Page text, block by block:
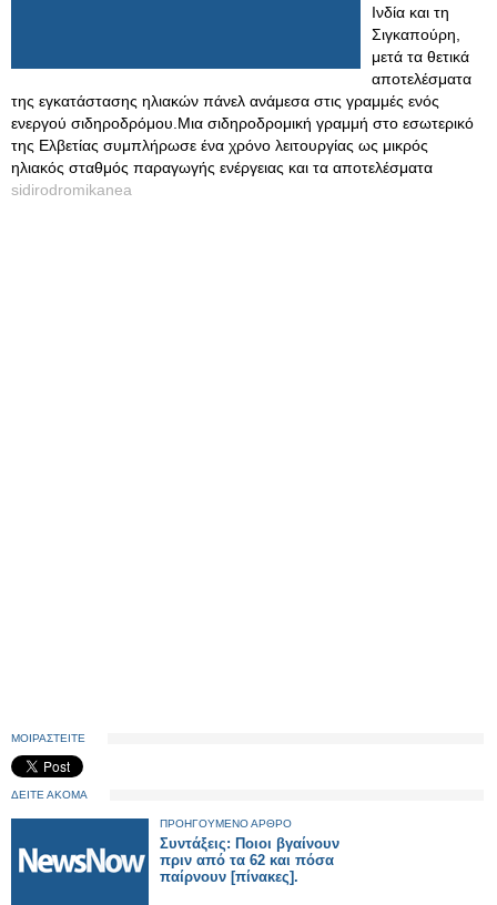
Ινδία και τη
Σιγκαπούρη,
μετά τα θετικά
αποτελέσματα
της εγκατάστασης ηλιακών πάνελ ανάμεσα στις γραμμές ενός
ενεργού σιδηροδρόμου.Μια σιδηροδρομική γραμμή στο εσωτερικό
της Ελβετίας συμπλήρωσε ένα χρόνο λειτουργίας ως μικρός
ηλιακός σταθμός παραγωγής ενέργειας και τα αποτελέσματα
sidirodromikanea
ΜΟΙΡΑΣΤΕΙΤΕ
ΔΕΙΤΕ ΑΚΟΜΑ
ΠΡΟΗΓΟΥΜΕΝΟ ΑΡΘΡΟ
Συντάξεις: Ποιοι βγαίνουν
πριν από τα 62 και πόσα
παίρνουν [πίνακες].